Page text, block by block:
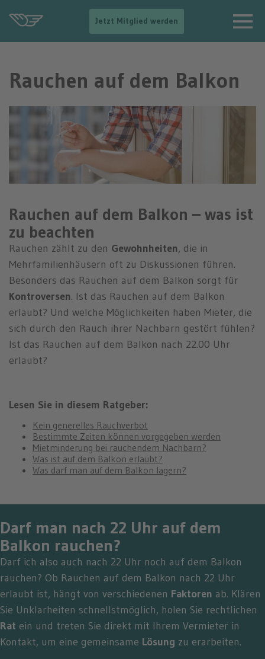
Jetzt Mitglied werden
-
-
>
v
a
e
n
Rauchen auf dem Balkon
Rauchen auf dem Balkon – was ist
zu beachten
Rauchen zählt zu den Gewohnheiten, die in
Mehrfamilienhäusern oft zu Diskussionen führen.
Besonders das Rauchen auf dem Balkon sorgt für
Kontroversen. Ist das Rauchen auf dem Balkon
erlaubt? Und welche Möglichkeiten haben Mieter, die
sich durch den Rauch ihrer Nachbarn gestört fühlen?
Ist das Rauchen auf dem Balkon nach 22.00 Uhr
erlaubt?
Lesen Sie in diesem Ratgeber:
Kein generelles Rauchverbot
Bestimmte Zeiten können vorgegeben werden
Mietminderung bei rauchendem Nachbarn?
Was ist auf dem Balkon erlaubt?
Was darf man auf dem Balkon lagern?
Darf man nach 22 Uhr auf dem
Balkon rauchen?
Darf ich also auch nach 22 Uhr noch auf dem Balkon
rauchen? Ob Rauchen auf dem Balkon nach 22 Uhr
erlaubt ist, hängt von verschiedenen Faktoren ab. Klären
Sie Unklarheiten schnellstmöglich, holen Sie rechtlichen
Rat ein und treten Sie direkt mit Ihrem Vermieter in
Kontakt, um eine gemeinsame Lösung zu erarbeiten.